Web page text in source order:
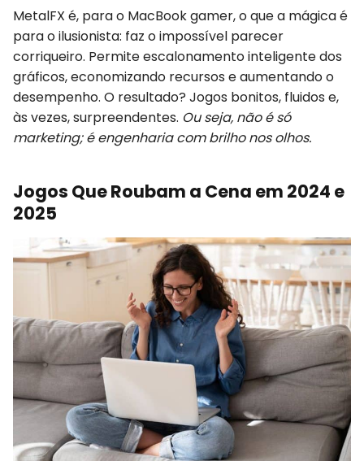
MetalFX é, para o MacBook gamer, o que a mágica é
para o ilusionista: faz o impossível parecer
corriqueiro. Permite escalonamento inteligente dos
gráficos, economizando recursos e aumentando o
desempenho. O resultado? Jogos bonitos, fluidos e,
às vezes, surpreendentes. Ou seja, não é só
marketing; é engenharia com brilho nos olhos.
Jogos Que Roubam a Cena em 2024 e
2025